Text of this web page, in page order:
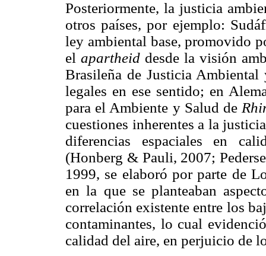
Posteriormente, la justicia
otros países, por ejemplo:
ley ambiental base, promovido
elapartheid desde la visión
Brasileña de Justicia Ambiental
legales en ese sentido; en
para el Ambiente y Salud de
cuestiones inherentes a la
diferencias espaciales en
(Honberg & Pauli, 2007;
1999, se elaboró por parte de
en la que se planteaban
correlación existente entre los
contaminantes, lo cual
calidad del aire, en perjuicio de